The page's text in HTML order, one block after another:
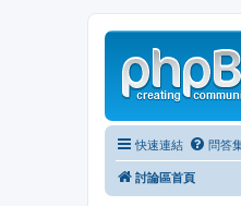
快速連結 問答
討論區首頁